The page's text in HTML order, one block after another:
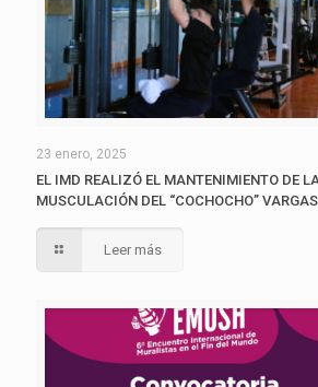
23 enero, 2025
EL IMD REALIZÓ EL MANTENIMIENTO DE
MUSCULACIÓN DEL “COCHOCHO” VARGAS
Leer más